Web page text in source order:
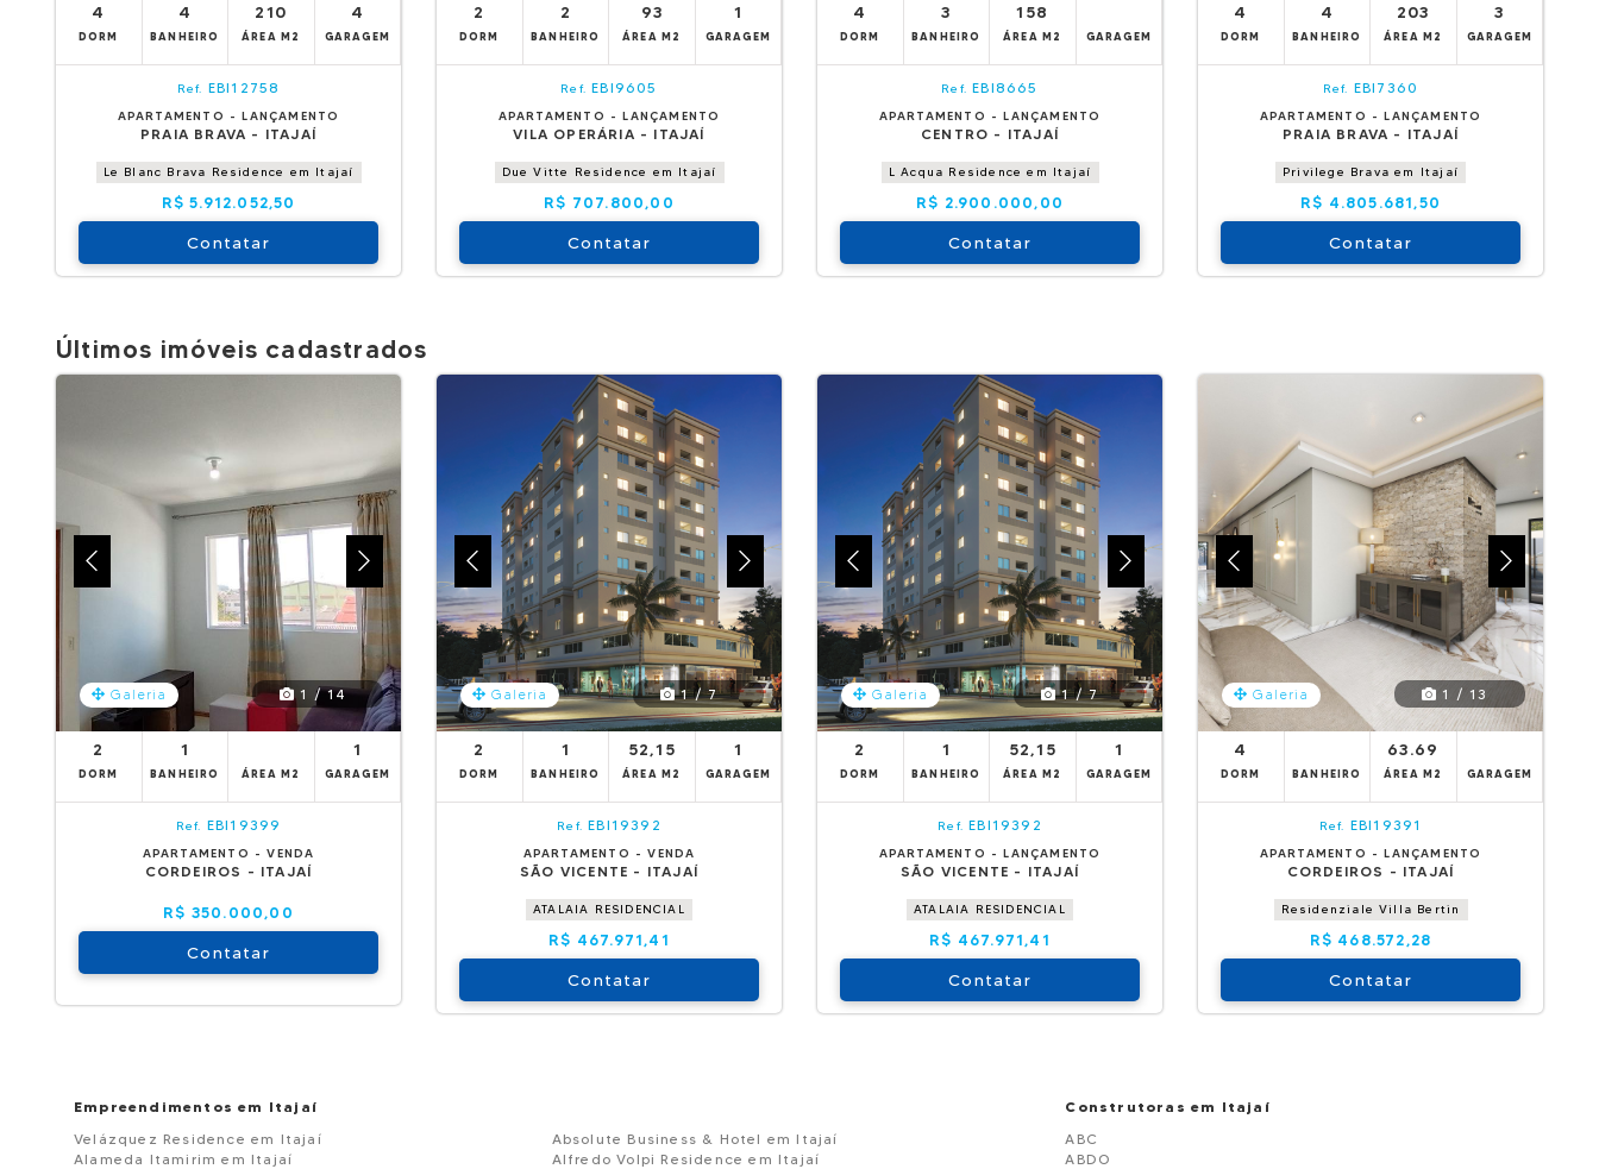
4
DORM
4
BANHEIRO
210
ÁREA M2
4
GARAGEM
Ref. EBI12758
APARTAMENTO - LANÇAMENTO
PRAIA BRAVA - ITAJAÍ
Le Blanc Brava Residence em Itajaí
R$ 5.912.052,50
Contatar
2
DORM
2
BANHEIRO
93
ÁREA M2
1
GARAGEM
Ref. EBI9605
APARTAMENTO - LANÇAMENTO
VILA OPERÁRIA - ITAJAÍ
Due Vitte Residence em Itajaí
R$ 707.800,00
Contatar
4
DORM
3
BANHEIRO
158
ÁREA M2 GARAGEM
Ref. EBI8665
APARTAMENTO - LANÇAMENTO
CENTRO - ITAJAÍ
L Acqua Residence em Itajaí
R$ 2.900.000,00
Contatar
4
DORM
4
BANHEIRO
203
ÁREA M2
3
GARAGEM
Ref. EBI7360
APARTAMENTO - LANÇAMENTO
PRAIA BRAVA - ITAJAÍ
Privilege Brava em Itajaí
R$ 4.805.681,50
Contatar
Últimos imóveis cadastrados
Galeria 1 / 14
2
DORM
1
BANHEIRO ÁREA M2
1
GARAGEM
Ref. EBI19399
APARTAMENTO - VENDA
CORDEIROS - ITAJAÍ
R$ 350.000,00
Contatar
Galeria 1 / 7
2
DORM
1
BANHEIRO
52,15
ÁREA M2
1
GARAGEM
Ref. EBI19392
APARTAMENTO - VENDA
SÃO VICENTE - ITAJAÍ
ATALAIA RESIDENCIAL
R$ 467.971,41
Contatar
Galeria 1 / 7
2
DORM
1
BANHEIRO
52,15
ÁREA M2
1
GARAGEM
Ref. EBI19392
APARTAMENTO - LANÇAMENTO
SÃO VICENTE - ITAJAÍ
ATALAIA RESIDENCIAL
R$ 467.971,41
Contatar
Galeria 1 / 13
4
DORM BANHEIRO
63.69
ÁREA M2 GARAGEM
Ref. EBI19391
APARTAMENTO - LANÇAMENTO
CORDEIROS - ITAJAÍ
Residenziale Villa Bertin
R$ 468.572,28
Contatar
Empreendimentos em Itajaí
Velázquez Residence em Itajaí
Absolute Business & Hotel em Itajaí
Alameda Itamirim em Itajaí
Alfredo Volpi Residence em Itajaí
Construtoras em Itajaí
ABC
ABDO